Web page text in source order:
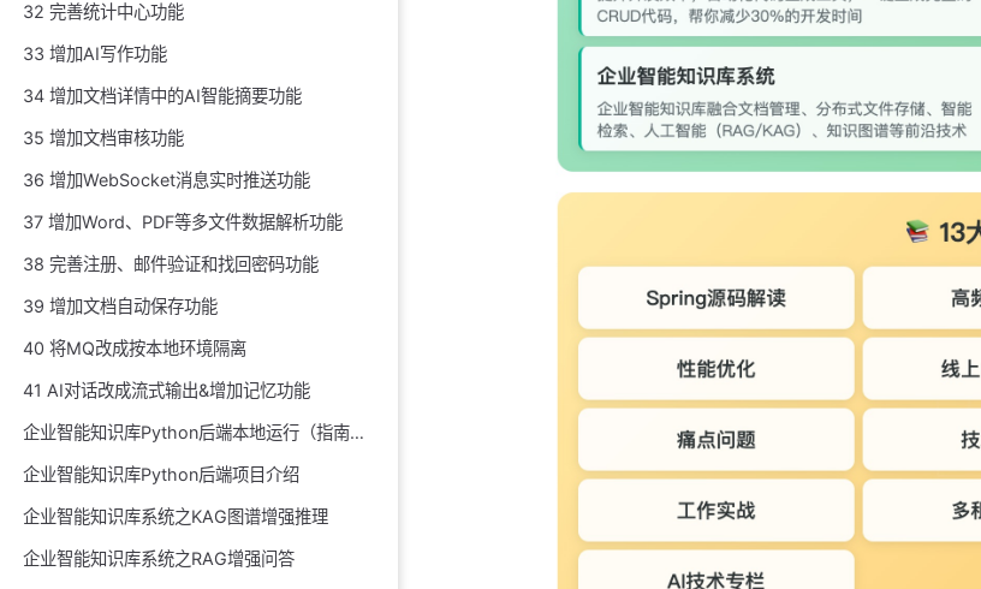
32 完善统计中心功能
33 增加AI写作功能
34 增加文档详情中的AI智能摘要功能
35 增加文档审核功能
36 增加WebSocket消息实时推送功能
37 增加Word、PDF等多文件数据解析功能
38 完善注册、邮件验证和找回密码功能
39 增加文档自动保存功能
40 将MQ改成按本地环境隔离
41 AI对话改成流式输出&增加记忆功能
企业智能知识库Python后端本地运行（指南）
企业智能知识库Python后端项目介绍
企业智能知识库系统之KAG图谱增强推理
企业智能知识库系统之RAG增强问答